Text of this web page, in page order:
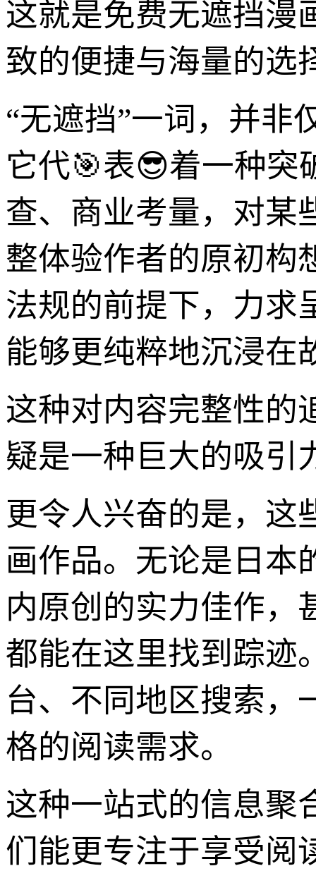
这就是免费无遮挡
致的便捷与海量的选
“无遮挡”一词，并非
它代🎯表😎着一种突
查、商业考量，对某
整体验作者的原初构
法规的前提下，力求
能够更纯粹地沉浸在
这种对内容完整性的
疑是一种巨大的吸引
更令人兴奋的是，这
画作品。无论是日本
内原创的实力佳作，
都能在这里找到踪迹
台、不同地区搜索，
格的阅读需求。
这种一站式的信息聚
们能更专注于享受阅